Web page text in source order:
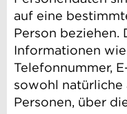
auf eine
Person beziehen.
Informationen
Telefonnummer,
sowohl natürliche
Personen, über